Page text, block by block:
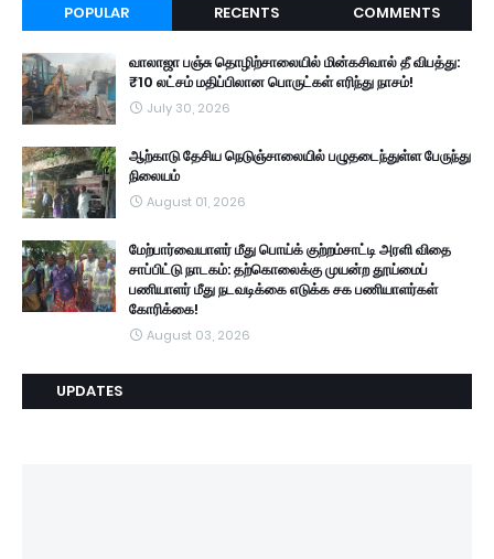
POPULAR RECENTS COMMENTS
வாலாஜா பஞ்சு தொழிற்சாலையில் மின்கசிவால் தீ விபத்து:
₹10 லட்சம் மதிப்பிலான பொருட்கள் எரிந்து நாசம்!
July 30, 2026
ஆற்காடு தேசிய நெடுஞ்சாலையில் பழுதடைந்துள்ள பேருந்து
நிலையம்
August 01, 2026
மேற்பார்வையாளர் மீது பொய்க் குற்றம்சாட்டி அரளி விதை
சாப்பிட்டு நாடகம்: தற்கொலைக்கு முயன்ற தூய்மைப்
பணியாளர் மீது நடவடிக்கை எடுக்க சக பணியாளர்கள்
கோரிக்கை!
August 03, 2026
UPDATES